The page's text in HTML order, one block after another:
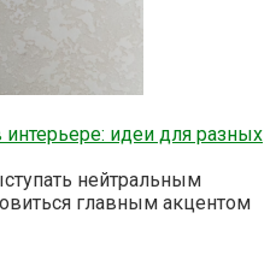
идеи для разных
нейтральным
главным акцентом